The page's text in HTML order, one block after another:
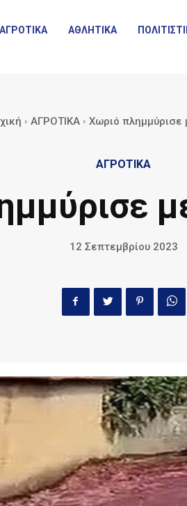
ΑΓΡΟΤΙΚΑ ΑΘΛΗΤΙΚΑ
ΑΓΡΟΤΙΚΑ Χωριό πλημμύρισε
ΑΓΡΟΤΙΚΑ
12 Σεπτεμβρίου 2023